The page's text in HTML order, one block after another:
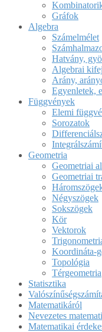
Gráfok
Algebra
Számelmélet
Hatvány,
Algebrai
Arány,
Egyenletek,
Függvények
Elemi
Sorozatok
Geometria
Geometriai
Geometriai
Négyszögek
Sokszögek
Kör
Vektorok
Koordináta-
Topológia
Térgeometria
Statisztika
Matematikáról
Nevezetes
Matematikai